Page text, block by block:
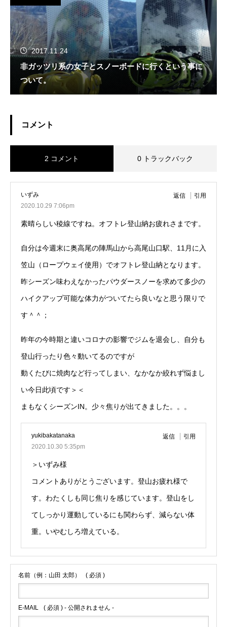
2017.11.24
非ガッツリ系の女子とスノーボードに行くという事に
ついて。
コメント
2 コメント 0 トラックバック
いずみ
2020.10.29 7:06pm
返信 引用
素晴らしい稜線ですね。オフトレ登山納お疲れさまです。
自分は今週末に奥高尾の陣馬山から高尾山口駅、11月に入
笠山（ロープウェイ使用）でオフトレ登山納となります。
昨シーズン味わえなかったパウダースノーを求めて多少の
ハイクアップ可能な体力がついてたら良いなと思う限りで
す＾＾；
昨年の今時期と違いコロナの影響でジムを退会し、自分も
登山行ったり色々動いてるのですが
動くたびに焼肉など行ってしまい、なかなか絞れず悩まし
い今日此頃です＞＜
まもなくシーズンIN。少々焦りが出てきました。。。
yukibakatanaka
2020.10.30 5:35pm
返信 引用
＞いずみ様
コメントありがとうございます。登山お疲れ様で
す。わたくしも同じ焦りを感じています。登山をし
てしっかり運動しているにも関わらず、減らない体
重。いやむしろ増えている。
名前（例：山田 太郎） ( 必須 )
E-MAIL ( 必須 ) - 公開されません -